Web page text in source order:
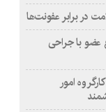
در برابر عفونت‌ها
با جراحی
فرآیندهای کمیسیون ماده ۵ و کارگروه امور